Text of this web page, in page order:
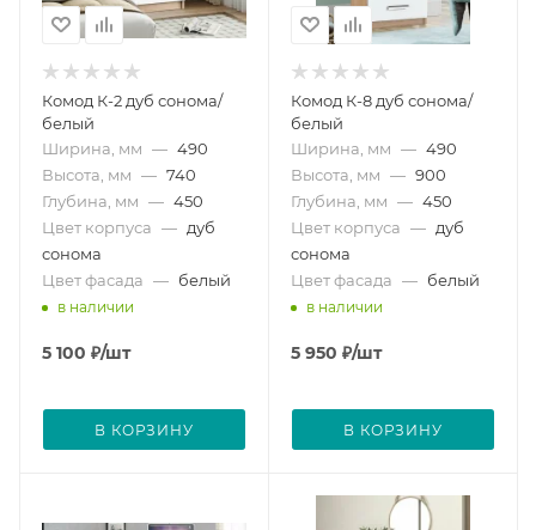
Комод К-2 дуб сонома/
белый
Ширина, мм — 490
Высота, мм — 740
Глубина, мм — 450
Цвет корпуса — дуб
сонома
Цвет фасада — белый
в наличии
5 100 ₽/шт
В КОРЗИНУ
Комод К-8 дуб сонома/
белый
Ширина, мм — 490
Высота, мм — 900
Глубина, мм — 450
Цвет корпуса — дуб
сонома
Цвет фасада — белый
в наличии
5 950 ₽/шт
В КОРЗИНУ